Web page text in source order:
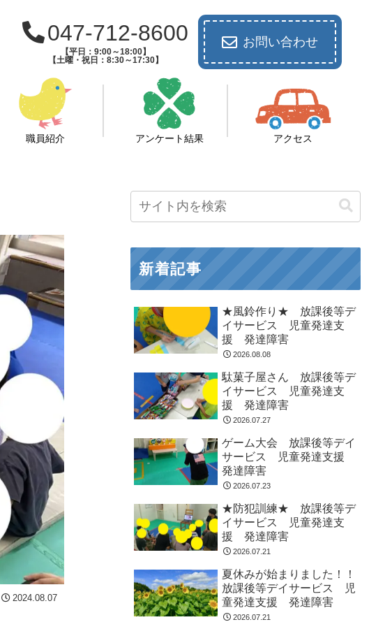
047-712-8600
【平日：9:00～18:00】
【土曜・祝日：8:30～17:30】
お問い合わせ
職員紹介 アンケート結果 アクセス
2024.08.07
新着記事
★風鈴作り★ 放課後等デ
イサービス 児童発達支
援 発達障害
2026.08.08
駄菓子屋さん 放課後等デ
イサービス 児童発達支
援 発達障害
2026.07.27
ゲーム大会 放課後等デイ
サービス 児童発達支援
発達障害
2026.07.23
★防犯訓練★ 放課後等デ
イサービス 児童発達支
援 発達障害
2026.07.21
夏休みが始まりました！！
放課後等デイサービス 児
童発達支援 発達障害
2026.07.21